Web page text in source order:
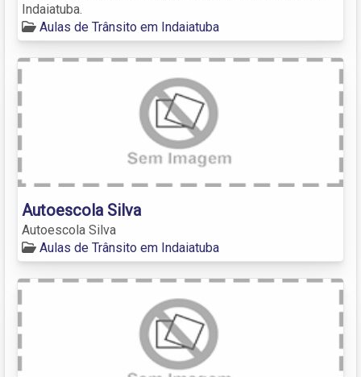
Indaiatuba.
Aulas de Trânsito em Indaiatuba
Autoescola Silva
Autoescola Silva
Aulas de Trânsito em Indaiatuba